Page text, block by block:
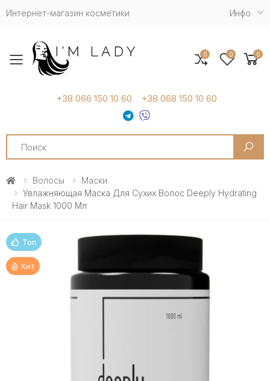
Интернет-магазин косметики Инфо
Toggle mobile menu
+38 066 150 10 60 +38 068 150 10 60
Search
0 0 0
Волосы
Маски
Увлажняющая Маска Для Сухих Волос Deeply Hydrating
Hair Mask 1000 Мл
Топ
Хит